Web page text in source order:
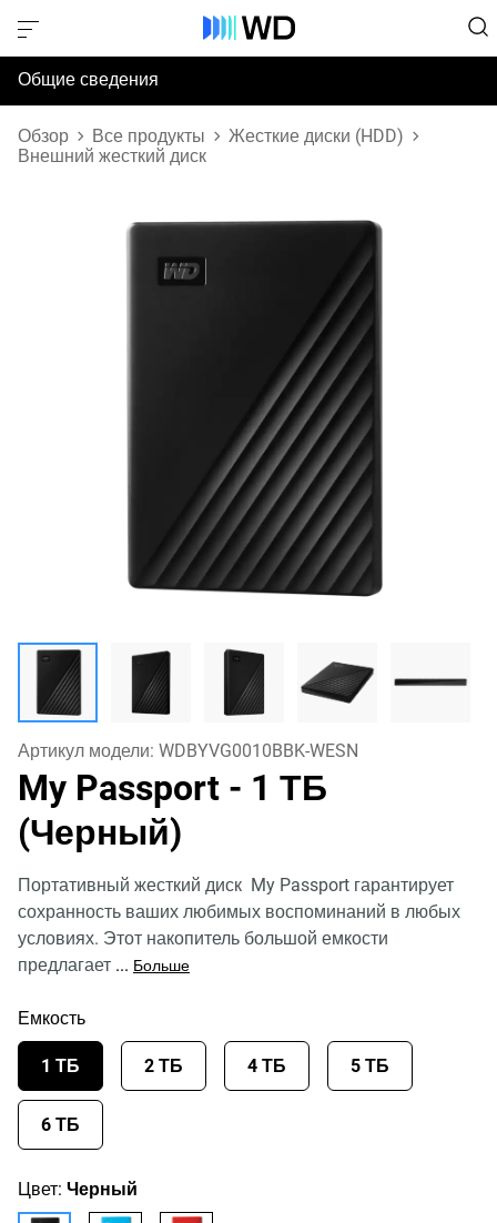
Общие сведения
Технические характеристики
Обзор Все продукты
Жесткие диски (HDD)
Внешний жесткий диск
Артикул модели: WDBYVG0010BBK-WESN
My Passport - 1 ТБ
(Черный)
Портативный жесткий диск My Passport гарантирует
сохранность ваших любимых воспоминаний в любых
условиях. Этот накопитель большой емкости
предлагает ... Больше
Емкость
1 ТБ 2 ТБ 4 ТБ 5 ТБ
6 ТБ
Цвет: Черный